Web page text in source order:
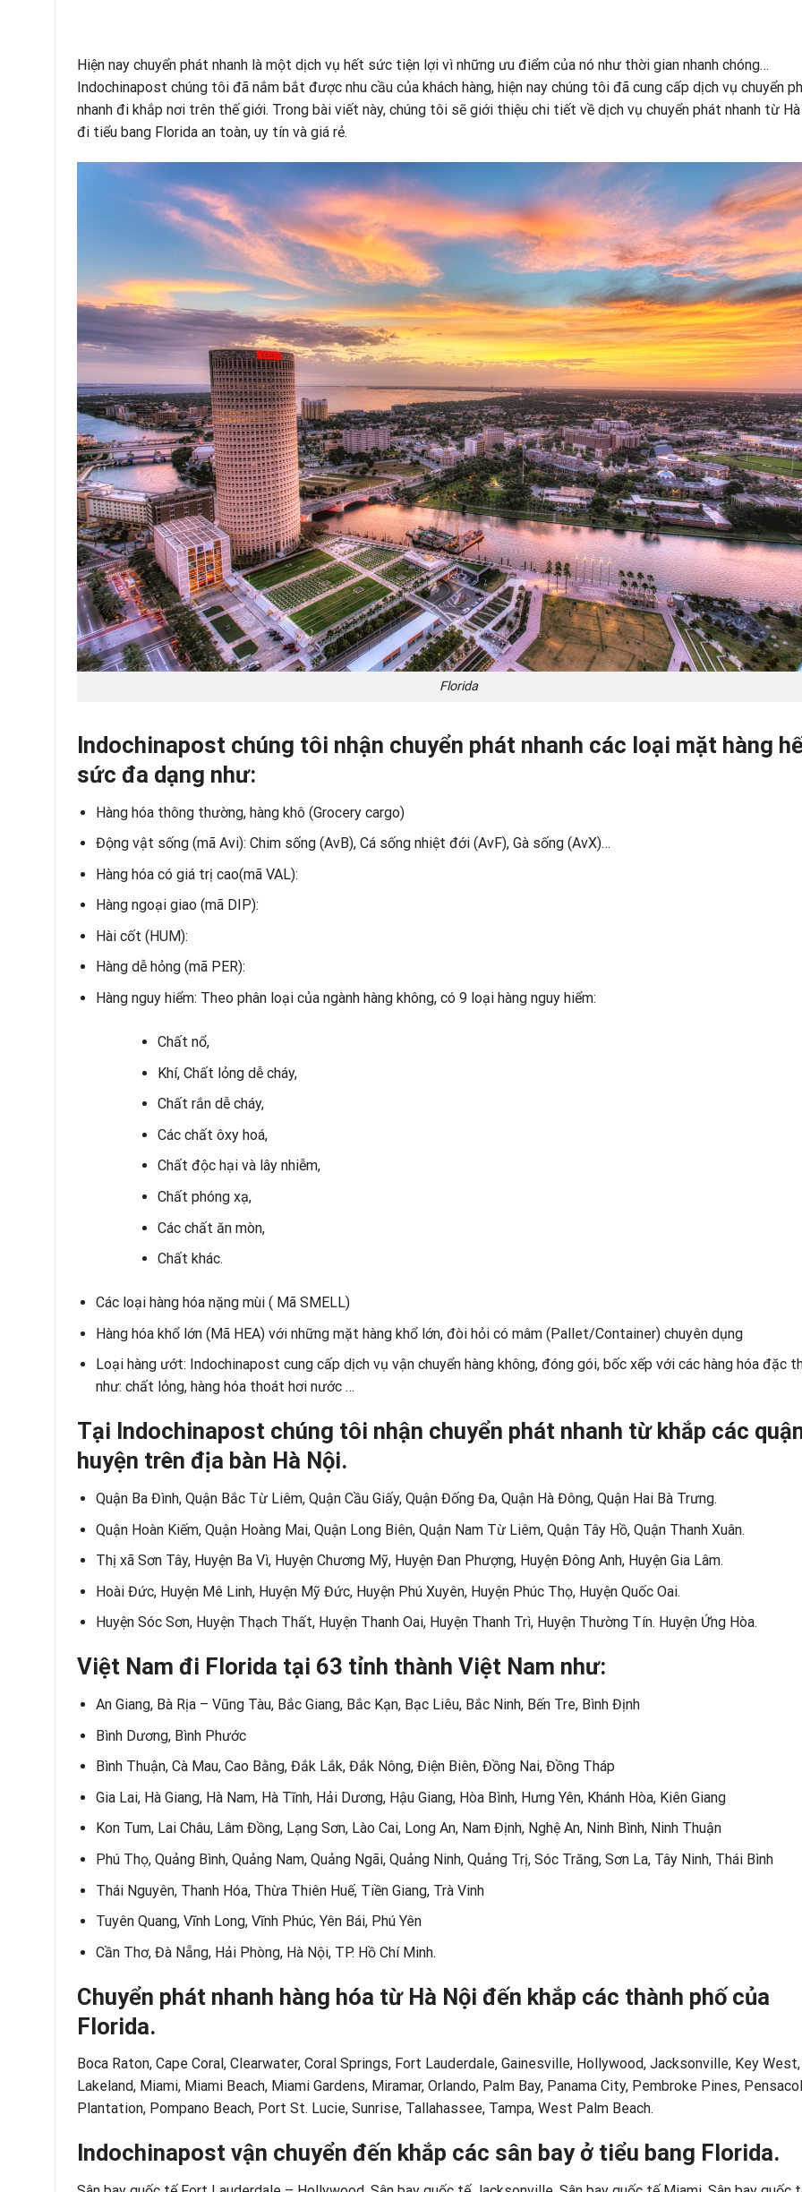
Hiện nay chuyển phát nhanh là một dịch vụ hết sức tiện lợi vì những ưu điểm của nó như thời gian nhanh chóng…
Indochinapost chúng tôi đã nắm bắt được nhu cầu của khách hàng, hiện nay chúng tôi đã cung cấp dịch vụ chuyển
nhanh đi khắp nơi trên thế giới. Trong bài viết này, chúng tôi sẽ giới thiệu chi tiết về dịch vụ chuyển phát nhanh từ
đi tiểu bang Florida an toàn, uy tín và giá rẻ.
Florida
Indochinapost chúng tôi nhận chuyển phát nhanh các loại mặt hàng
sức đa dạng như:
Hàng hóa thông thường, hàng khô (Grocery cargo)
Động vật sống (mã Avi): Chim sống (AvB), Cá sống nhiệt đới (AvF), Gà sống (AvX)…
Hàng hóa có giá trị cao(mã VAL):
Hàng ngoại giao (mã DIP):
Hài cốt (HUM):
Hàng dễ hỏng (mã PER):
Hàng nguy hiểm: Theo phân loại của ngành hàng không, có 9 loại hàng nguy hiểm:
Chất nổ,
Khí, Chất lỏng dễ cháy,
Chất rắn dễ cháy,
Các chất ôxy hoá,
Chất độc hại và lây nhiễm,
Chất phóng xạ,
Các chất ăn mòn,
Chất khác.
Các loại hàng hóa nặng mùi ( Mã SMELL)
Hàng hóa khổ lớn (Mã HEA) với những mặt hàng khổ lớn, đòi hỏi có mâm (Pallet/Container) chuyên dụng
Loại hàng ướt: Indochinapost cung cấp dịch vụ vận chuyển hàng không, đóng gói, bốc xếp với các hàng hóa đặc
như: chất lỏng, hàng hóa thoát hơi nước …
Tại Indochinapost chúng tôi nhận chuyển phát nhanh từ khắp các
huyện trên địa bàn Hà Nội.
Quận Ba Đình, Quận Bắc Từ Liêm, Quận Cầu Giấy, Quận Đống Đa, Quận Hà Đông, Quận Hai Bà Trưng.
Quận Hoàn Kiếm, Quận Hoàng Mai, Quận Long Biên, Quận Nam Từ Liêm, Quận Tây Hồ, Quận Thanh Xuân.
Thị xã Sơn Tây, Huyện Ba Vì, Huyện Chương Mỹ, Huyện Đan Phượng, Huyện Đông Anh, Huyện Gia Lâm.
Hoài Đức, Huyện Mê Linh, Huyện Mỹ Đức, Huyện Phú Xuyên, Huyện Phúc Thọ, Huyện Quốc Oai.
Huyện Sóc Sơn, Huyện Thạch Thất, Huyện Thanh Oai, Huyện Thanh Trì, Huyện Thường Tín. Huyện Ứng Hòa.
Việt Nam đi Florida tại 63 tỉnh thành Việt Nam như:
An Giang, Bà Rịa – Vũng Tàu, Bắc Giang, Bắc Kạn, Bạc Liêu, Bắc Ninh, Bến Tre, Bình Định
Bình Dương, Bình Phước
Bình Thuận, Cà Mau, Cao Bằng, Đắk Lắk, Đắk Nông, Điện Biên, Đồng Nai, Đồng Tháp
Gia Lai, Hà Giang, Hà Nam, Hà Tĩnh, Hải Dương, Hậu Giang, Hòa Bình, Hưng Yên, Khánh Hòa, Kiên Giang
Kon Tum, Lai Châu, Lâm Đồng, Lạng Sơn, Lào Cai, Long An, Nam Định, Nghệ An, Ninh Bình, Ninh Thuận
Phú Thọ, Quảng Bình, Quảng Nam, Quảng Ngãi, Quảng Ninh, Quảng Trị, Sóc Trăng, Sơn La, Tây Ninh, Thái Bình
Thái Nguyên, Thanh Hóa, Thừa Thiên Huế, Tiền Giang, Trà Vinh
Tuyên Quang, Vĩnh Long, Vĩnh Phúc, Yên Bái, Phú Yên
Cần Thơ, Đà Nẵng, Hải Phòng, Hà Nội, TP. Hồ Chí Minh.
Chuyển phát nhanh hàng hóa từ Hà Nội đến khắp các thành phố của
Florida.
Boca Raton, Cape Coral, Clearwater, Coral Springs, Fort Lauderdale, Gainesville, Hollywood, Jacksonville, Key West,
Lakeland, Miami, Miami Beach, Miami Gardens, Miramar, Orlando, Palm Bay, Panama City, Pembroke Pines,
Plantation, Pompano Beach, Port St. Lucie, Sunrise, Tallahassee, Tampa, West Palm Beach.
Indochinapost vận chuyển đến khắp các sân bay ở tiểu bang Florida.